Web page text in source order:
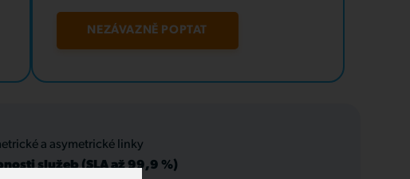
NEZÁVAZNĚ POPTAT
a asymetrické linky
služeb (SLA až 99,9 %)